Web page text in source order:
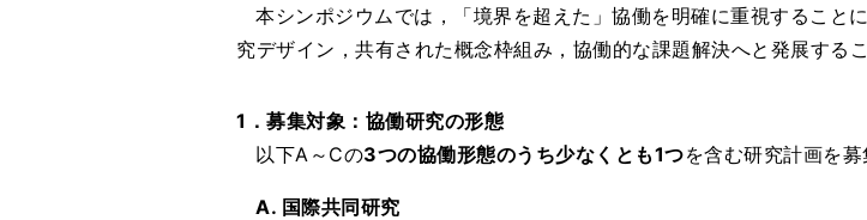
本シンポジウムでは，「境界を超えた」協働を明確に重視すること
究デザイン，共有された概念枠組み，協働的な課題解決へと発展する
1．募集対象：協働研究の形態
以下A～Cの3つの協働形態のうち少なくとも1つを含む研究計画を募
A. 国際共同研究